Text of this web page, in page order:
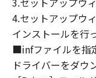
computer
terms are
Consistent
227.7202-1
all U.S.
4.セットアップウ
インストールを行
■infファイルを指
ドライバーをダウ